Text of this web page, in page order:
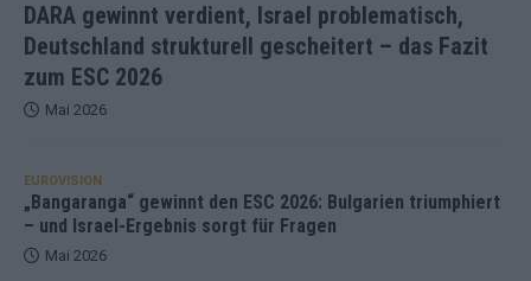
DARA gewinnt verdient, Israel problematisch,
Deutschland strukturell gescheitert – das Fazit
zum ESC 2026
Mai 2026
EUROVISION
„Bangaranga“ gewinnt den ESC 2026: Bulgarien triumphiert
– und Israel-Ergebnis sorgt für Fragen
Mai 2026